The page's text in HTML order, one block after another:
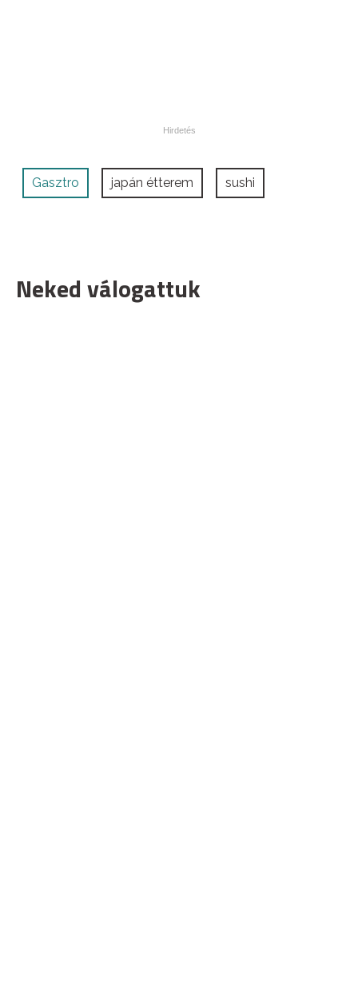
Gasztro japán étterem sushi
Neked válogattuk